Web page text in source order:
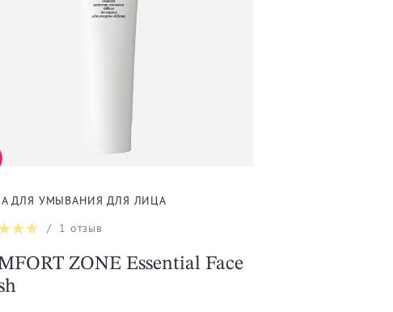
ДЛЯ УМЫВАНИЯ ДЛЯ ЛИЦА
/ 1 отзыв
ZONE Essential Face